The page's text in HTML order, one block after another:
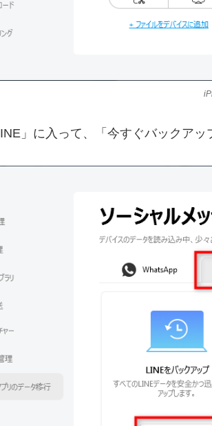
」に入って、「今すぐバックアッ